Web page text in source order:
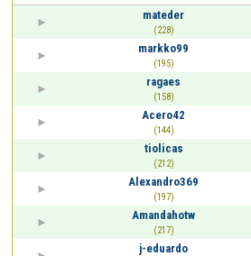
mateder
(228)
markko99
(195)
ragaes
(158)
Acero42
(144)
tiolicas
(212)
Alexandro369
(197)
Amandahotw
(217)
j-eduardo